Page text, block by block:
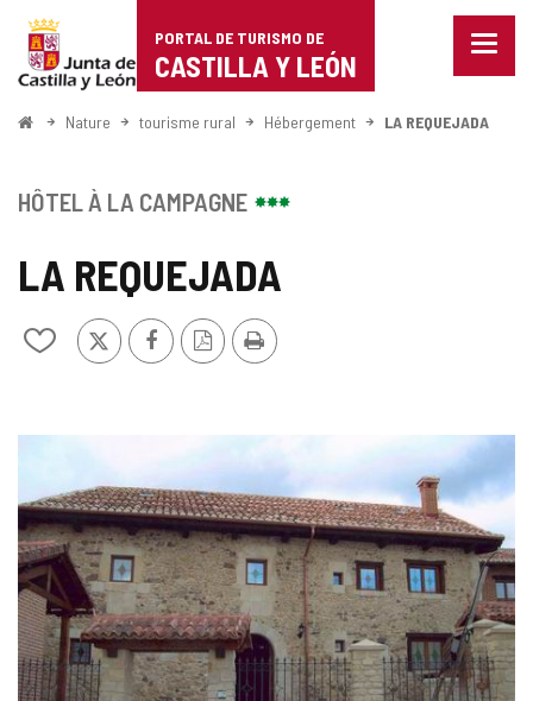
Portal
de
Turismo
Castilla
León
PORTAL DE TURISMO DE
CASTILLA Y LEÓN
Menu
les
<
Nature tourisme rural Hébergement LA REQUEJADA
LA REQUEJADA
Ajouter/retirer
cahiers
X FacebookVersion
PDF
Imprimer
GALERIE
DES
IMAGES
HÔTEL À LA CAMPAGNE